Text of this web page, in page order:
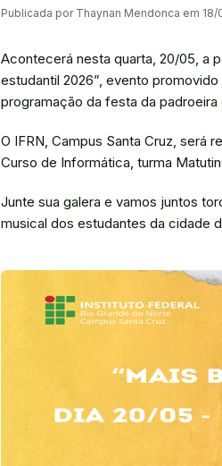
Publicada por Thaynan Mendonca em 18/
Acontecerá nesta quarta, 20/05, a
estudantil 2026”, evento
programação da festa da
O IFRN, Campus Santa Cruz, será
Curso de Informática, turma
Junte sua galera e vamos juntos
musical dos estudantes da cidade